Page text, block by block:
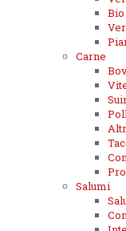
Bio
Carne
Salumi